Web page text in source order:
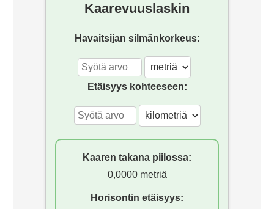
Kaarevuuslaskin
Havaitsijan silmänkorkeus:
Etäisyys kohteeseen:
Kaaren takana piilossa:
0,0000 metriä
Horisontin etäisyys: